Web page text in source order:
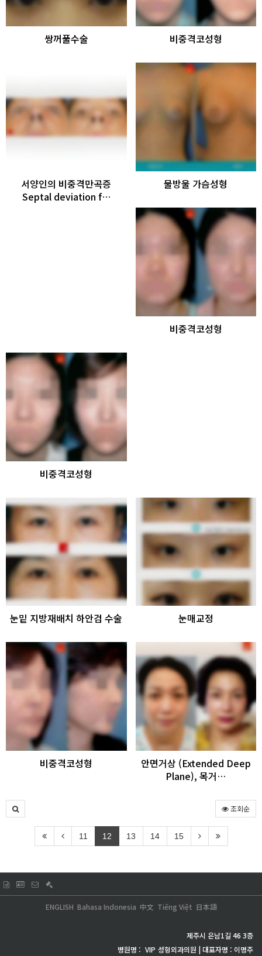
쌍꺼풀수술 비중격코성형
서양인의 비중격만곡증
Septal deviation f…
물방울 가슴성형
비중격코성형
비중격코성형
눈밑 지방재배치 하안검 수술 눈매교정
비중격코성형
안면거상 (Extended Deep
Plane), 목거…
조회순
11 12 13 14 15
日本語
Tiếng Việt
中文
Bahasa Indonesia
ENGLISH
제주시 은남1길 46 3층
병원명 : VIP 성형외과의원 | 대표자명 : 이명주